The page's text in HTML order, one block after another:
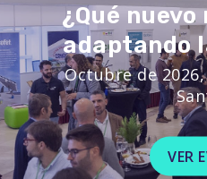
¿Qué
adaptando
Octubre de
VER